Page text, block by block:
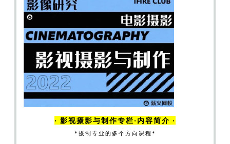
【编摄通识】美学基础——主流审美与精英话语
权【编摄通识】美学基础——美术史积累与鉴赏
能力【编摄通识】美学基础——美学批评与社会
【编摄通识】美学基础——审美规则与
文化灌输【编摄通识】美学基础——消费型娱乐
和纯艺术【编摄通识】美学基础——人人都是艺
术家【编摄通识】美学基础——艺术独立性与形
式为先【编摄通识】美学基础——精神消费与纬
· 影视摄影与制作专栏·内容简介 ·
*摄制专业的多个方向课程*